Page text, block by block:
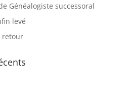
Généalogiste successoral
levé
retour